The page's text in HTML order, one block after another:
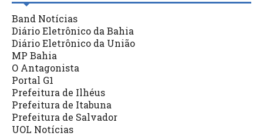
Band Notícias
Diário Eletrônico da Bahia
Diário Eletrônico da União
MP Bahia
O Antagonista
Portal G1
Prefeitura de Ilhéus
Prefeitura de Itabuna
Prefeitura de Salvador
UOL Notícias